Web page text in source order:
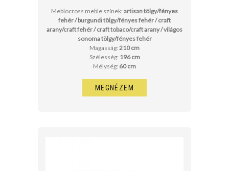
Meblocross meble színek: artisan tölgy/fényes
fehér / burgundi tölgy/fényes fehér / craft
arany/craft fehér / craft tobaco/craft arany / világos
sonoma tölgy/fényes fehér
Magasság: 210 cm
Szélesség: 196 cm
Mélység: 60 cm
MEGNÉZEM